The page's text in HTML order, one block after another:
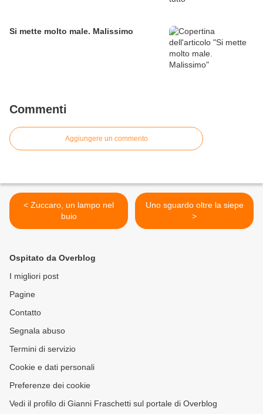
Si mette molto male. Malissimo
Commenti
Aggiungere un commento
< Zuccaro, un lampo nel
buio
Uno sguardo oltre la siepe
>
Ospitato da Overblog
I migliori post
Pagine
Contatto
Segnala abuso
Termini di servizio
Cookie e dati personali
Preferenze dei cookie
Vedi il profilo di Gianni Fraschetti sul portale di Overblog